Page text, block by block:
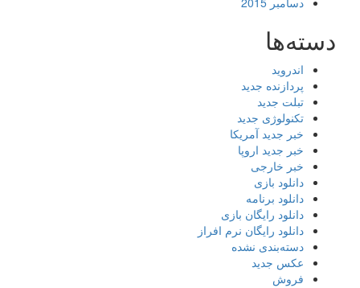
دسته‌ها
اندروید
پردازنده جدید
تبلت جدید
تکنولوژی جدید
خبر جدید آمریکا
خبر جدید اروپا
خبر خارجی
دانلود بازی
دانلود برنامه
دانلود رایگان بازی
دانلود رایگان نرم افراز
دسته‌بندی نشده
عکس جدید
فروش